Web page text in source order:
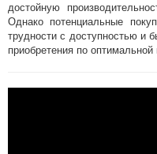
достойную
Однако потенциальные
трудности с доступностью и
приобретения по оптимальной